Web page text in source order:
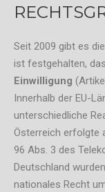
Seit 2009 gibt es
ist festgehalten,
Einwilligung
Innerhalb der EU-
unterschiedliche
Österreich erfolgte
96 Abs. 3 des
Deutschland
nationales Recht